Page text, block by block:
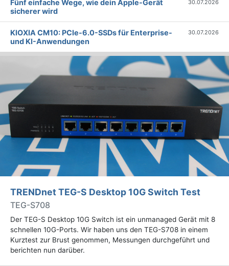
Fünf einfache Wege, wie dein Apple-Gerät
sicherer wird
30.07.2026
KIOXIA CM10: PCIe-6.0-SSDs für Enterprise-
und KI-Anwendungen
30.07.2026
TRENDnet TEG-S Desktop 10G Switch Test
TEG-S708
Der TEG-S Desktop 10G Switch ist ein unmanaged Gerät mit 8
schnellen 10G-Ports. Wir haben uns den TEG-S708 in einem
Kurztest zur Brust genommen, Messungen durchgeführt und
berichten nun darüber.